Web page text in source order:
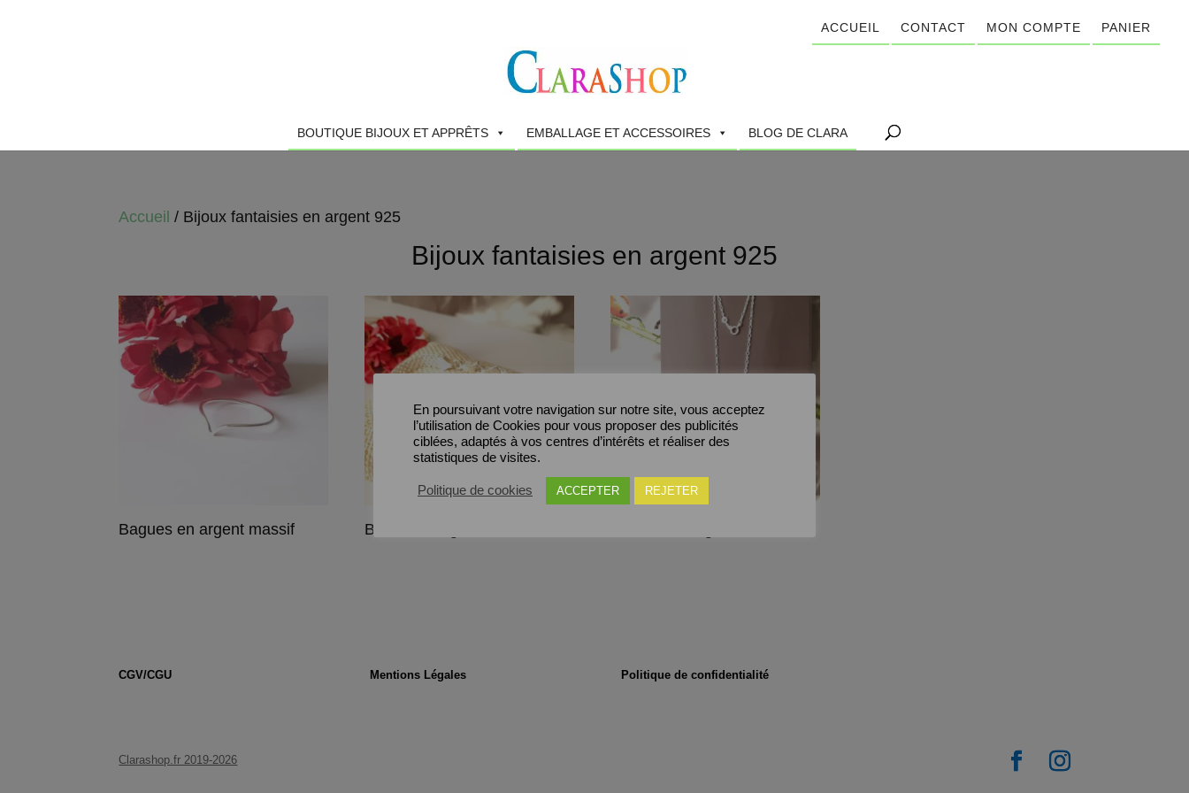
ACCUEIL CONTACT MON COMPTE PANIER
BOUTIQUE BIJOUX ET APPRÊTS EMBALLAGE ET ACCESSOIRES BLOG DE CLARA
Accueil / Bijoux fantaisies en argent 925
Bijoux fantaisies en argent 925
Bagues en argent massif Bracelets argent massif
CGV/CGU Mentions Légales Politique de confidentialité
Clarashop.fr 2019-2026
En poursuivant votre navigation sur notre site, vous acceptez
l’utilisation de Cookies pour vous proposer des publicités
ciblées, adaptés à vos centres d’intérêts et réaliser des
statistiques de visites.
Politique de cookies ACCEPTER REJETER